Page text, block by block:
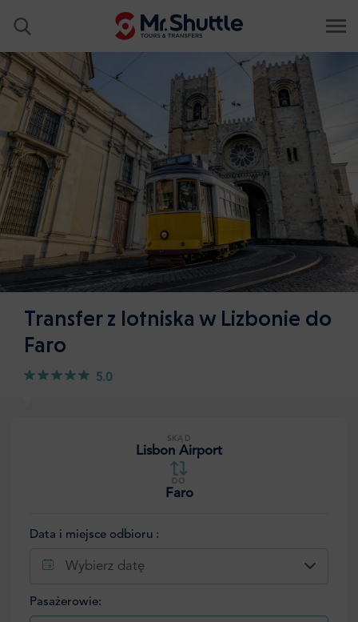
Transfer z lotniska w Lizbonie do
Faro
5.0
SKĄD
Lisbon Airport
DO
Faro
Data i miejsce odbioru :
Wybierz datę
Pasażerowie: